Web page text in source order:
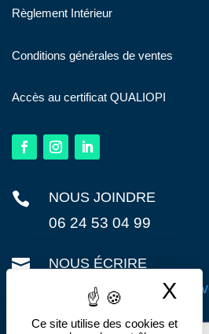
Ce site utilise des cookies et
X
Règlement Intérieur
Conditions générales de ventes
Accès au certificat QUALIOPI
 NOUS JOINDRE
06 24 53 04 99

NOUS ÉCRIRE
contact@action-